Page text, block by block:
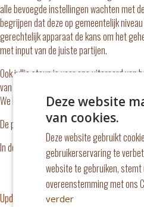
alle bevoegde instellingen wachten met
begrijpen dat deze op gemeentelijk
gerechtelijk apparaat de kans om het
met input van de juiste partijen.
Ook jullie steun is voor ons uiteraard van
van Paco, al is het maar door zijn verhaal
We houden jullie uiteraard op de hoogte
De petitie:
https://www.petities24.com/
In de media:
HLN Regio Tienen/Hoegaarden
Update 4/05/19:
Deze website
van cookies.
Deze website gebruikt
gebruikerservaring te
website te gebruiken,
overeenstemming met ons
verder